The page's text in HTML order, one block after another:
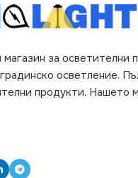
за осветителни
осветление.
продукти. Нашето